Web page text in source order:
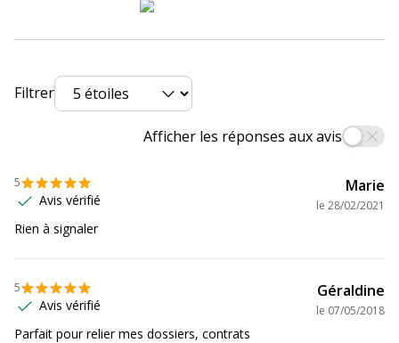
Filtrer
Afficher les réponses aux avis
5
Avis vérifié
Marie
le 28/02/2021
Rien à signaler
5
Avis vérifié
Géraldine
le 07/05/2018
Parfait pour relier mes dossiers, contrats